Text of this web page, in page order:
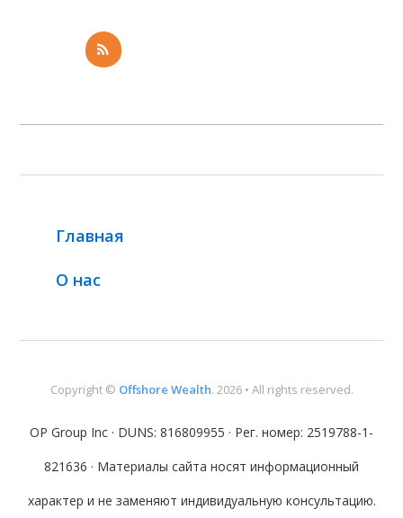
Главная
О нас
Copyright © Offshore Wealth. 2026 • All rights reserved.
OP Group Inc · DUNS: 816809955 · Рег. номер: 2519788-1-
821636 · Материалы сайта носят информационный
характер и не заменяют индивидуальную консультацию.